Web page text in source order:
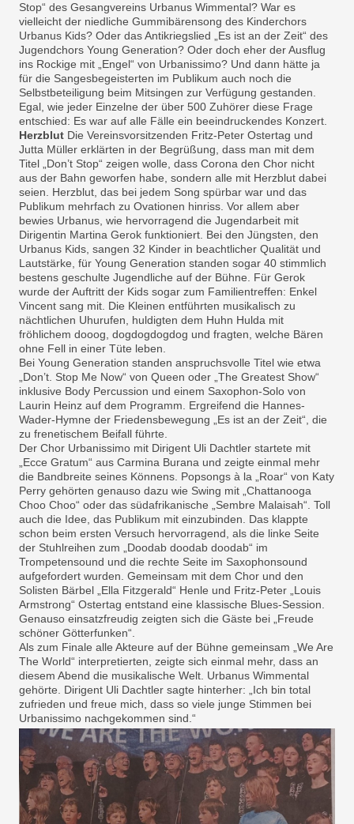
Stop“ des Gesangvereins Urbanus Wimmental? War es
vielleicht der niedliche Gummibärensong des Kinderchors
Urbanus Kids? Oder das Antikriegslied „Es ist an der Zeit“ des
Jugendchors Young Generation? Oder doch eher der Ausflug
ins Rockige mit „Engel“ von Urbanissimo? Und dann hätte ja
für die Sangesbegeisterten im Publikum auch noch die
Selbstbeteiligung beim Mitsingen zur Verfügung gestanden.
Egal, wie jeder Einzelne der über 500 Zuhörer diese Frage
entschied: Es war auf alle Fälle ein beeindruckendes Konzert.
Herzblut Die Vereinsvorsitzenden Fritz-Peter Ostertag und
Jutta Müller erklärten in der Begrüßung, dass man mit dem
Titel „Don’t Stop“ zeigen wolle, dass Corona den Chor nicht
aus der Bahn geworfen habe, sondern alle mit Herzblut dabei
seien. Herzblut, das bei jedem Song spürbar war und das
Publikum mehrfach zu Ovationen hinriss. Vor allem aber
bewies Urbanus, wie hervorragend die Jugendarbeit mit
Dirigentin Martina Gerok funktioniert. Bei den Jüngsten, den
Urbanus Kids, sangen 32 Kinder in beachtlicher Qualität und
Lautstärke, für Young Generation standen sogar 40 stimmlich
bestens geschulte Jugendliche auf der Bühne. Für Gerok
wurde der Auftritt der Kids sogar zum Familientreffen: Enkel
Vincent sang mit. Die Kleinen entführten musikalisch zu
nächtlichen Uhurufen, huldigten dem Huhn Hulda mit
fröhlichem dooog, dogdogdogdog und fragten, welche Bären
ohne Fell in einer Tüte leben.
Bei Young Generation standen anspruchsvolle Titel wie etwa
„Don’t. Stop Me Now“ von Queen oder „The Greatest Show“
inklusive Body Percussion und einem Saxophon-Solo von
Laurin Heinz auf dem Programm. Ergreifend die Hannes-
Wader-Hymne der Friedensbewegung „Es ist an der Zeit“, die
zu frenetischem Beifall führte.
Der Chor Urbanissimo mit Dirigent Uli Dachtler startete mit
„Ecce Gratum“ aus Carmina Burana und zeigte einmal mehr
die Bandbreite seines Könnens. Popsongs à la „Roar“ von Katy
Perry gehörten genauso dazu wie Swing mit „Chattanooga
Choo Choo“ oder das südafrikanische „Sembre Malaisah“. Toll
auch die Idee, das Publikum mit einzubinden. Das klappte
schon beim ersten Versuch hervorragend, als die linke Seite
der Stuhlreihen zum „Doodab doodab doodab“ im
Trompetensound und die rechte Seite im Saxophonsound
aufgefordert wurden. Gemeinsam mit dem Chor und den
Solisten Bärbel „Ella Fitzgerald“ Henle und Fritz-Peter „Louis
Armstrong“ Ostertag entstand eine klassische Blues-Session.
Genauso einsatzfreudig zeigten sich die Gäste bei „Freude
schöner Götterfunken“.
Als zum Finale alle Akteure auf der Bühne gemeinsam „We Are
The World“ interpretierten, zeigte sich einmal mehr, dass an
diesem Abend die musikalische Welt. Urbanus Wimmental
gehörte. Dirigent Uli Dachtler sagte hinterher: „Ich bin total
zufrieden und freue mich, dass so viele junge Stimmen bei
Urbanissimo nachgekommen sind.“